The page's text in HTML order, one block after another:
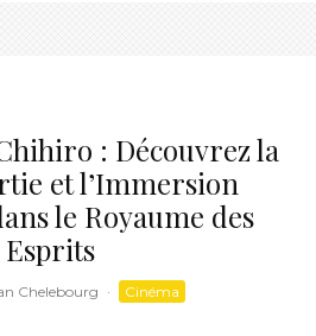
: Découvrez la
et l’Immersion
le Royaume des
Esprits
Chelebourg · Cinéma